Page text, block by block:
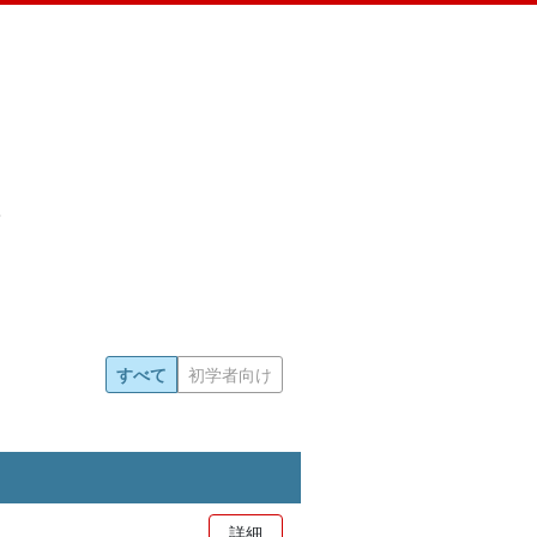
すべて 初学者向け
詳細